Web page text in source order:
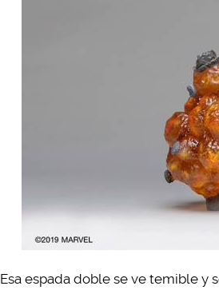
Esa espada doble se ve temible y